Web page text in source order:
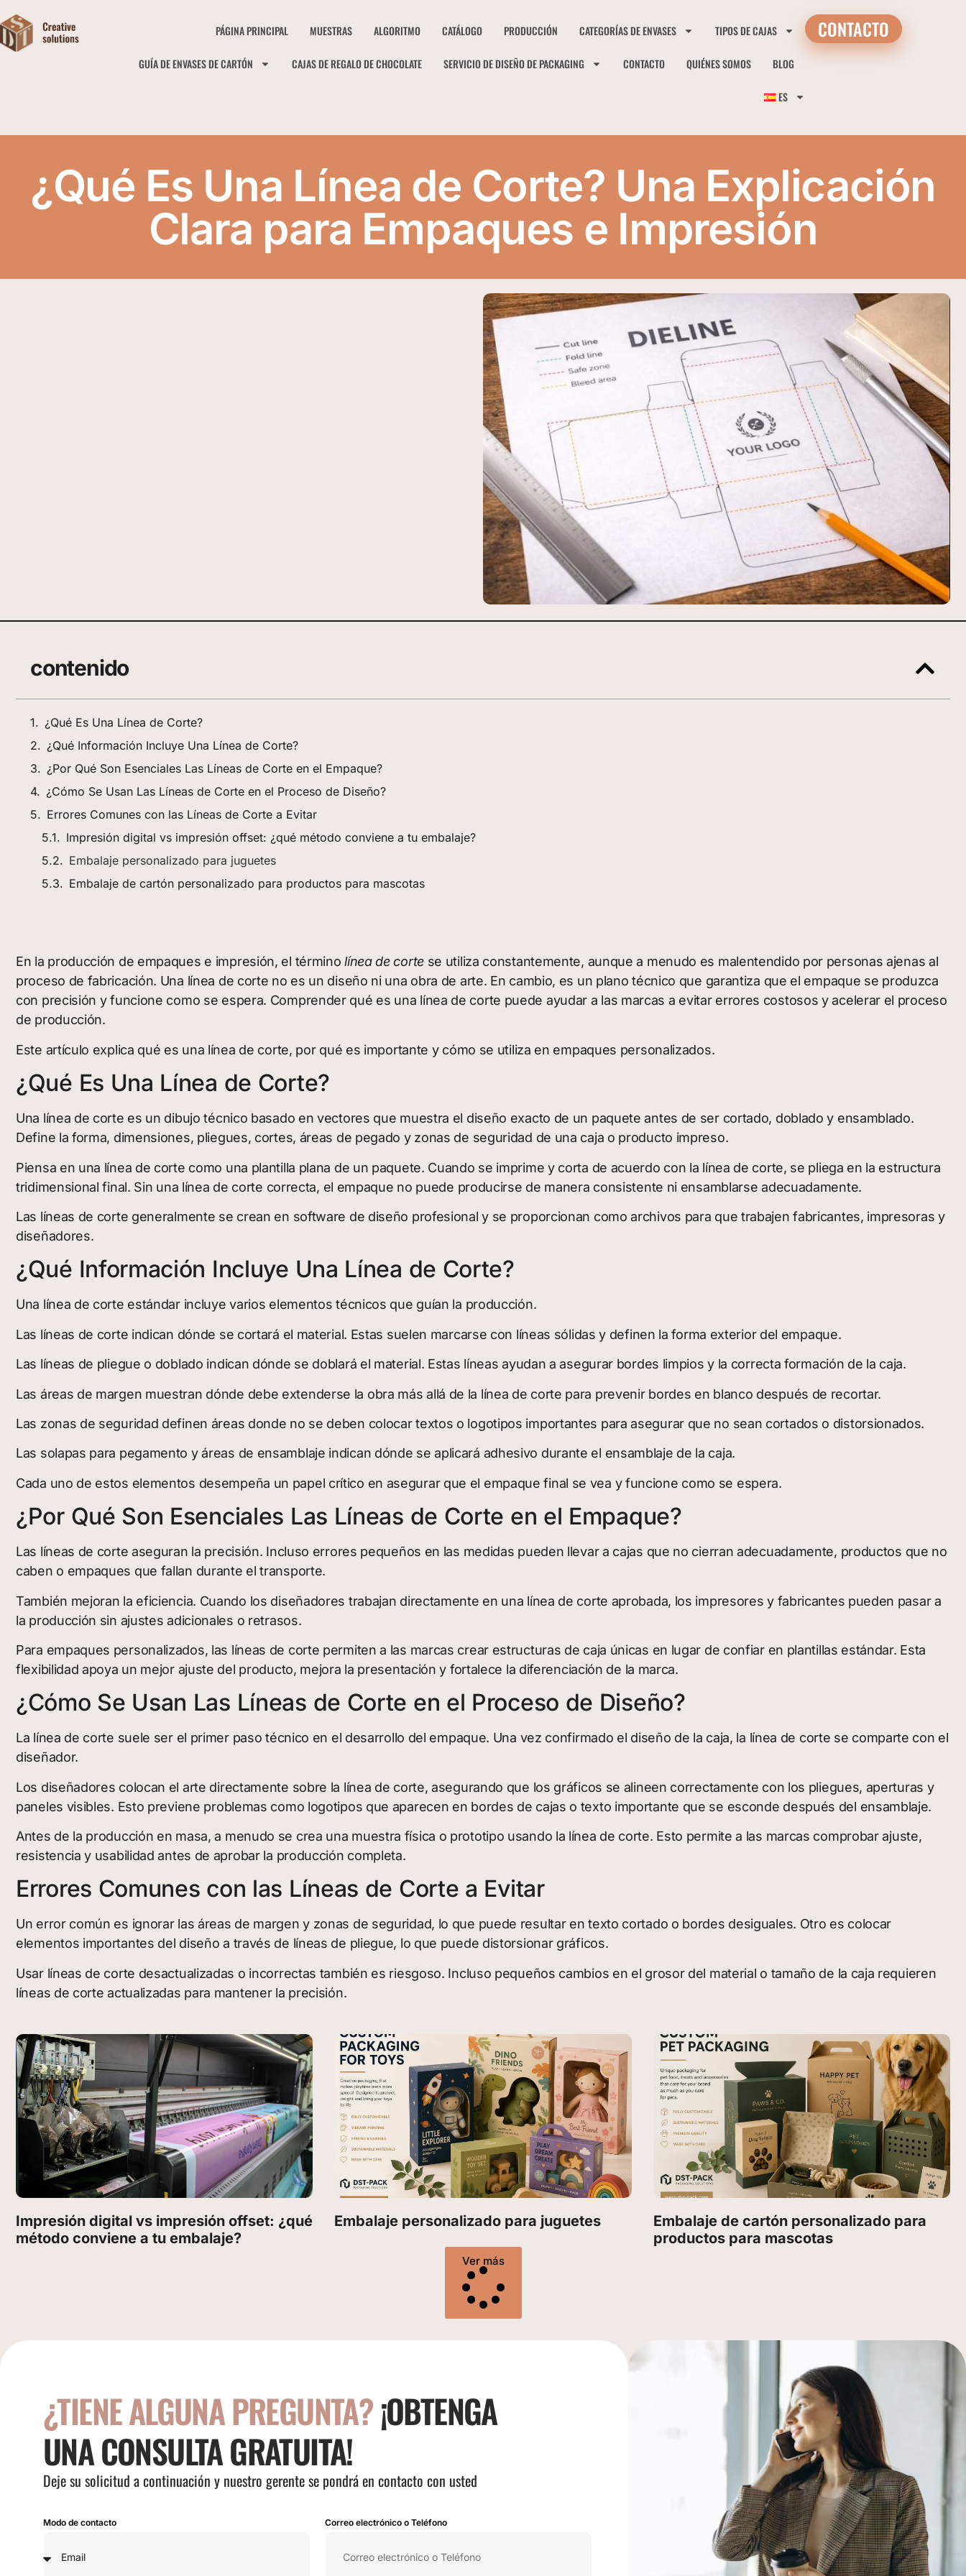
PÁGINA PRINCIPAL MUESTRAS ALGORITMO CATÁLOGO PRODUCCIÓN CATEGORÍAS DE ENVASES TIPOS DE CAJAS
GUÍA DE ENVASES DE CARTÓN CAJAS DE REGALO DE CHOCOLATE SERVICIO DE DISEÑO DE PACKAGING CONTACTO QUIÉNES SOMOS BLOG
ES
CONTACTO
¿Qué Es Una Línea de Corte? Una Explicación
Clara para Empaques e Impresión
contenido
¿Qué Es Una Línea de Corte?
¿Qué Información Incluye Una Línea de Corte?
¿Por Qué Son Esenciales Las Líneas de Corte en el Empaque?
¿Cómo Se Usan Las Líneas de Corte en el Proceso de Diseño?
Errores Comunes con las Líneas de Corte a Evitar
Impresión digital vs impresión offset: ¿qué método conviene a tu embalaje?
Embalaje personalizado para juguetes
Embalaje de cartón personalizado para productos para mascotas
En la producción de empaques e impresión, el términolínea de cortese utiliza constantemente, aunque a menudo es malentendido por personas ajenas al
proceso de fabricación. Una línea de corte no es un diseño ni una obra de arte. En cambio, es un plano técnico que garantiza que el empaque se produzca
con precisión y funcione como se espera. Comprender qué es una línea de corte puede ayudar a las marcas a evitar errores costosos y acelerar el proceso
de producción.
Este artículo explica qué es una línea de corte, por qué es importante y cómo se utiliza en empaques personalizados.
¿Qué Es Una Línea de Corte?
Una línea de corte es un dibujo técnico basado en vectores que muestra el diseño exacto de un paquete antes de ser cortado, doblado y ensamblado.
Define la forma, dimensiones, pliegues, cortes, áreas de pegado y zonas de seguridad de una caja o producto impreso.
Piensa en una línea de corte como una plantilla plana de un paquete. Cuando se imprime y corta de acuerdo con la línea de corte, se pliega en la estructura
tridimensional final. Sin una línea de corte correcta, el empaque no puede producirse de manera consistente ni ensamblarse adecuadamente.
Las líneas de corte generalmente se crean en software de diseño profesional y se proporcionan como archivos para que trabajen fabricantes, impresoras y
diseñadores.
¿Qué Información Incluye Una Línea de Corte?
Una línea de corte estándar incluye varios elementos técnicos que guían la producción.
Las líneas de corte indican dónde se cortará el material. Estas suelen marcarse con líneas sólidas y definen la forma exterior del empaque.
Las líneas de pliegue o doblado indican dónde se doblará el material. Estas líneas ayudan a asegurar bordes limpios y la correcta formación de la caja.
Las áreas de margen muestran dónde debe extenderse la obra más allá de la línea de corte para prevenir bordes en blanco después de recortar.
Las zonas de seguridad definen áreas donde no se deben colocar textos o logotipos importantes para asegurar que no sean cortados o distorsionados.
Las solapas para pegamento y áreas de ensamblaje indican dónde se aplicará adhesivo durante el ensamblaje de la caja.
Cada uno de estos elementos desempeña un papel crítico en asegurar que el empaque final se vea y funcione como se espera.
¿Por Qué Son Esenciales Las Líneas de Corte en el Empaque?
Las líneas de corte aseguran la precisión. Incluso errores pequeños en las medidas pueden llevar a cajas que no cierran adecuadamente, productos que no
caben o empaques que fallan durante el transporte.
También mejoran la eficiencia. Cuando los diseñadores trabajan directamente en una línea de corte aprobada, los impresores y fabricantes pueden pasar a
la producción sin ajustes adicionales o retrasos.
Para empaques personalizados, las líneas de corte permiten a las marcas crear estructuras de caja únicas en lugar de confiar en plantillas estándar. Esta
flexibilidad apoya un mejor ajuste del producto, mejora la presentación y fortalece la diferenciación de la marca.
¿Cómo Se Usan Las Líneas de Corte en el Proceso de Diseño?
La línea de corte suele ser el primer paso técnico en el desarrollo del empaque. Una vez confirmado el diseño de la caja, la línea de corte se comparte con el
diseñador.
Los diseñadores colocan el arte directamente sobre la línea de corte, asegurando que los gráficos se alineen correctamente con los pliegues, aperturas y
paneles visibles. Esto previene problemas como logotipos que aparecen en bordes de cajas o texto importante que se esconde después del ensamblaje.
Antes de la producción en masa, a menudo se crea una muestra física o prototipo usando la línea de corte. Esto permite a las marcas comprobar ajuste,
resistencia y usabilidad antes de aprobar la producción completa.
Errores Comunes con las Líneas de Corte a Evitar
Un error común es ignorar las áreas de margen y zonas de seguridad, lo que puede resultar en texto cortado o bordes desiguales. Otro es colocar
elementos importantes del diseño a través de líneas de pliegue, lo que puede distorsionar gráficos.
Usar líneas de corte desactualizadas o incorrectas también es riesgoso. Incluso pequeños cambios en el grosor del material o tamaño de la caja requieren
líneas de corte actualizadas para mantener la precisión.
Impresión digital vs impresión offset: ¿qué
método conviene a tu embalaje?
Embalaje personalizado para juguetes
Embalaje de cartón personalizado para
productos para mascotas
Ver más
¿TIENE ALGUNA PREGUNTA?¡OBTENGA
UNA CONSULTA GRATUITA!
Deje su solicitud a continuación y nuestro gerente se pondrá en contacto con usted
Modo de contacto Correo electrónico o Teléfono